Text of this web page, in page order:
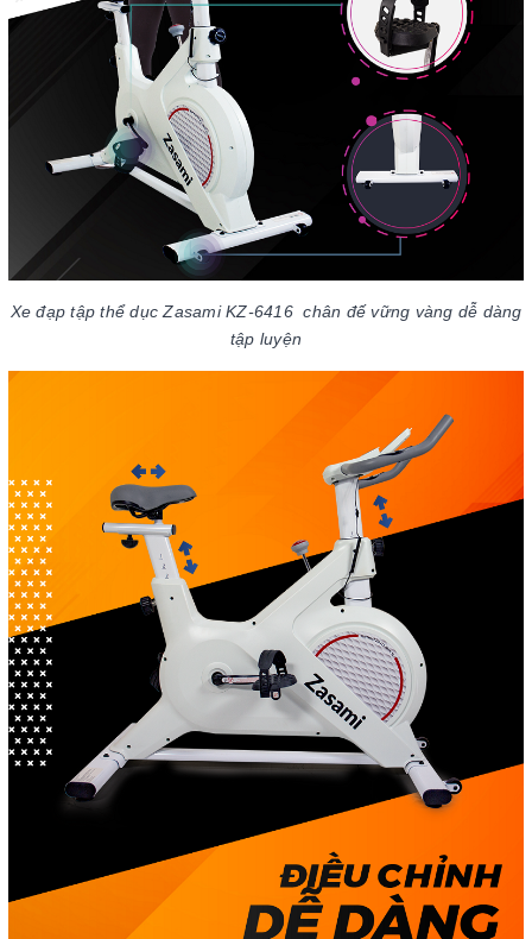
Xe đạp tập thể dục Zasami KZ-6416 chân đế vững vàng dễ dàng
tập luyện